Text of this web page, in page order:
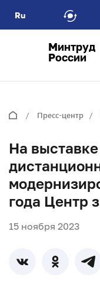
Ru
Минтруд
России
Пресс-центр
На
года Центр
15 ноября 2023